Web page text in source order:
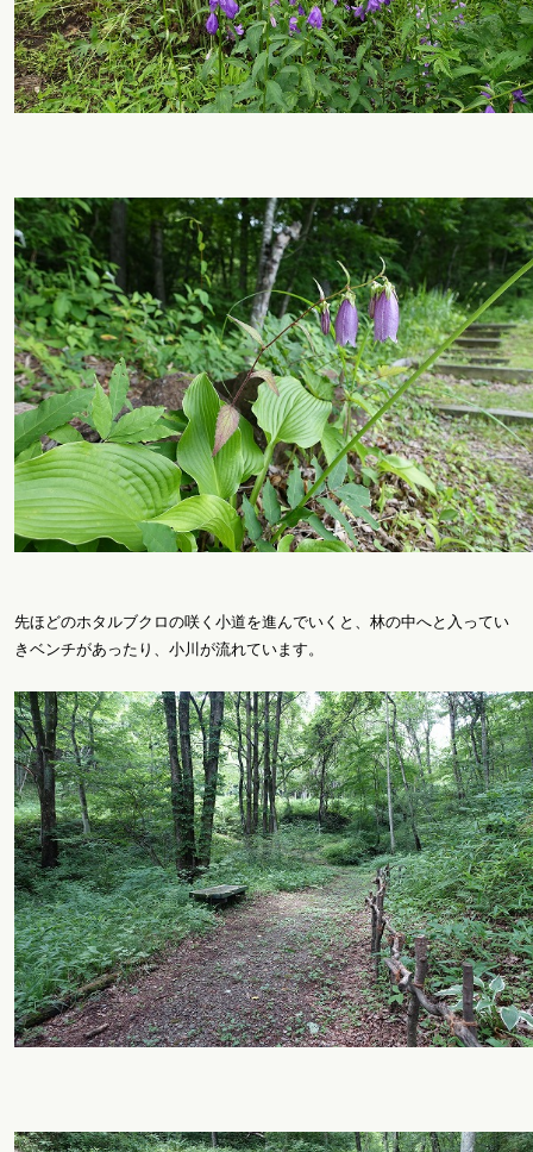
先ほどのホタルブクロの咲く小道を進んでいくと、林の中へと入ってい
きベンチがあったり、小川が流れています。